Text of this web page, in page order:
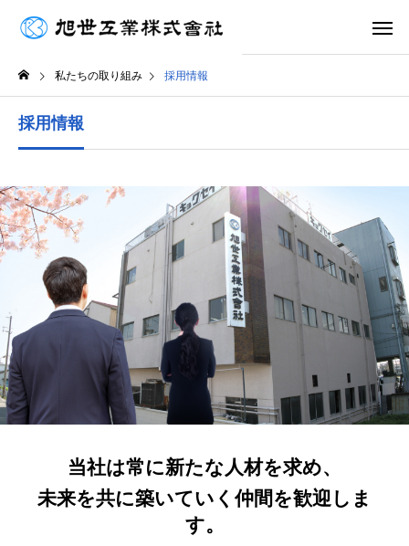
私たちの取り組み 採用情報
採用情報
当社は常に新たな人材を求め、
未来を共に築いていく仲間を歓迎しま
す。